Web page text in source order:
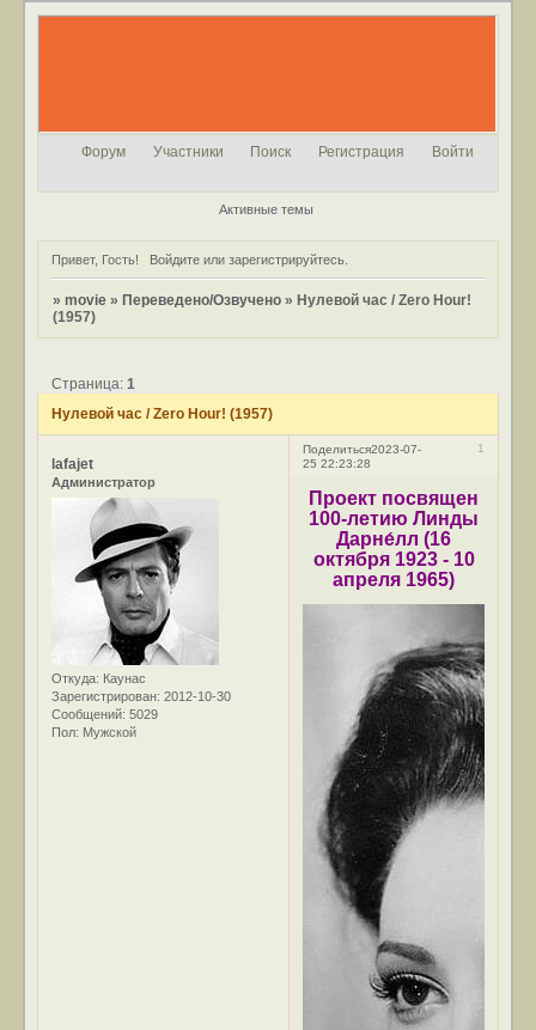
Форум Участники Поиск Регистрация Войти
Активные темы
Привет, Гость! Войдитеили зарегистрируйтесь.
»movie » Переведено/Озвучено » Нулевой час / Zero Hour!
(1957)
Нулевой час / Zero Hour! (1957)
Страница:1
Поделиться 1
2023-07-
25 22:23:28
lafajet
Администратор
Откуда: Каунас
Зарегистрирован: 2012-10-30
Сообщений: 5029
Пол: Мужской
Проект посвящен
100-летию Линды
Дарне́лл (16
октября 1923 - 10
апреля 1965)